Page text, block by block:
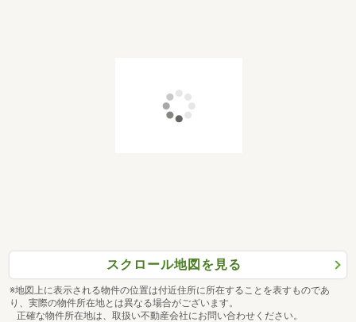
スクロール地図を見る
※地図上に表示される物件の位置は付近住所に所在することを表すものであ
り、実際の物件所在地とは異なる場合がございます。
正確な物件所在地は、取扱い不動産会社にお問い合わせください。